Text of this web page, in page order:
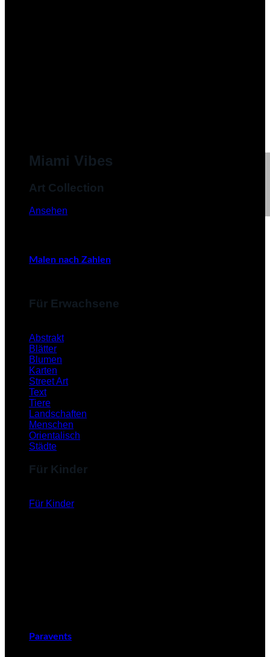
Miami Vibes
Art Collection
Ansehen
Malen nach Zahlen
Für Erwachsene
Abstrakt
Blätter
Blumen
Karten
Street Art
Text
Tiere
Landschaften
Menschen
Orientalisch
Städte
Für Kinder
Für Kinder
Paravents